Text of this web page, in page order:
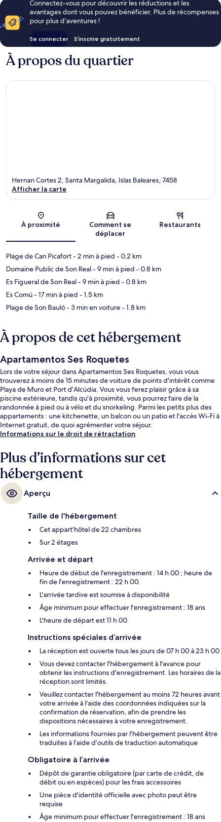
Connectez-vous pour découvrir les réductions et les
avantages dont vous pouvez bénéficier. Plus de récompenses
pour plus d’aventures !
Se connecter S’inscrire gratuitement
À propos du quartier
Carte
Hernan Cortes 2, Santa Margalida, Islas Baleares, 7458
Afficher la carte
À proximité
Comment se
déplacer
Restaurants
Plage de Can Picafort- 2 min à pied - 0.2 km
Domaine Public de Son Real- 9 min à pied - 0.8 km
Es Figueral de Son Real- 9 min à pied - 0.8 km
Es Comú- 17 min à pied - 1.5 km
Plage de Son Bauló- 3 min en voiture- 1.8 km
À propos de cet hébergement
Apartamentos Ses Roquetes
Lors de votre séjour dans Apartamentos Ses Roquetes, vous vous
trouverez à moins de 15 minutes de voiture de points d'intérêt comme
Playa de Muro et Port d’Alcúdia. Vous vous ferez plaisir grâce à sa
piscine extérieure, tandis qu'à proximité, vous pourrez faire de la
randonnée à pied ou à vélo et du snorkeling. Parmi les petits plus des
appartements : une kitchenette, un balcon ou un patio et l'accès Wi-Fi à
Internet gratuit, de quoi agrémenter votre séjour.
Informations sur le droit de rétractation
Plus d’informations sur cet
hébergement
Aperçu
Taille de l'hébergement
Cet appart'hôtel de 22 chambres
Sur 2 étages
Arrivée et départ
Heure de début de l'enregistrement : 14 h 00 ; heure de
fin de l'enregistrement : 22 h 00.
L'arrivée tardive est soumise à disponibilité
Âge minimum pour effectuer l'enregistrement : 18 ans
L'heure de départ est 11 h 00
Instructions spéciales d’arrivée
La réception est ouverte tous les jours de 07 h 00 à 23 h 00
Vous devez contacter l'hébergement à l'avance pour
obtenir les instructions d'enregistrement. Les horaires de la
réception sont limités.
Veuillez contacter l'hébergement au moins 72 heures avant
votre arrivée à l'aide des coordonnées indiquées sur la
confirmation de réservation, afin de prendre les
dispositions nécessaires à votre enregistrement.
Les informations fournies par l’hébergement peuvent être
traduites à l’aide d’outils de traduction automatique
Obligatoire à l’arrivée
Dépôt de garantie obligatoire (par carte de crédit, de
débit ou en espèces) pour les frais accessoires
Une pièce d'identité officielle avec photo peut être
requise
Âge minimum pour effectuer l'enregistrement : 18 ans